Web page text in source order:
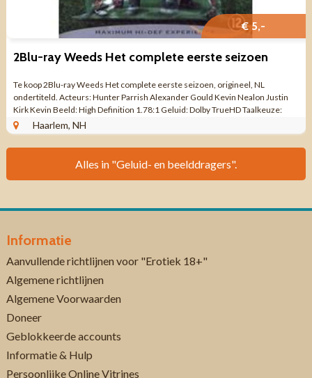
€ 5,-
2Blu-ray Weeds Het complete eerste seizoen
Te koop 2Blu-ray Weeds Het complete eerste seizoen, origineel, NL
ondertiteld. Acteurs: Hunter Parrish Alexander Gould Kevin Nealon Justin
Kirk Kevin Beeld: High Definition 1.78:1 Geluid: Dolby TrueHD Taalkeuze:
Engels, Frans, ...
Haarlem, NH
Alles in "Geluid- en beelddragers".
Informatie
Aanvullende richtlijnen voor "Erotiek 18+"
Algemene richtlijnen
Algemene Voorwaarden
Doneer
Geblokkeerde accounts
Informatie & Hulp
Persoonlijke Online Vitrines